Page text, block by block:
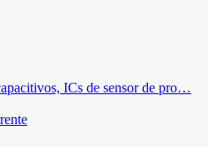
ICs de sensor de pro…